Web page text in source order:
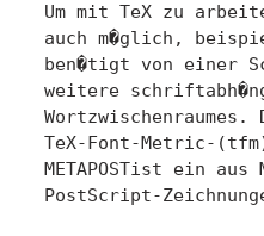
Um mit TeX zu
auch m�glich,
ben�tigt von einer
weitere
TeX-Font-Metric-
METAPOSTist ein aus
PostScript-